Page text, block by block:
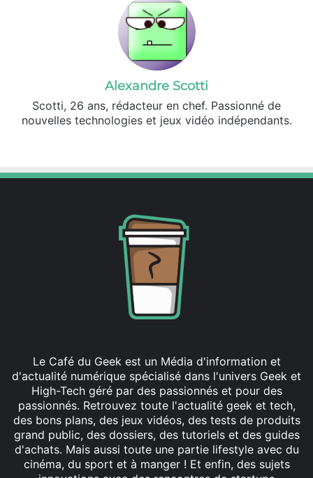
Alexandre Scotti
Scotti, 26 ans, rédacteur en chef. Passionné de
nouvelles technologies et jeux vidéo indépendants.
din
Le Café du Geek est un Média d'information et
d'actualité numérique spécialisé dans l'univers Geek et
High-Tech géré par des passionnés et pour des
passionnés. Retrouvez toute l'actualité geek et tech,
des bons plans, des jeux vidéos, des tests de produits
grand public, des dossiers, des tutoriels et des guides
d'achats. Mais aussi toute une partie lifestyle avec du
cinéma, du sport et à manger ! Et enfin, des sujets